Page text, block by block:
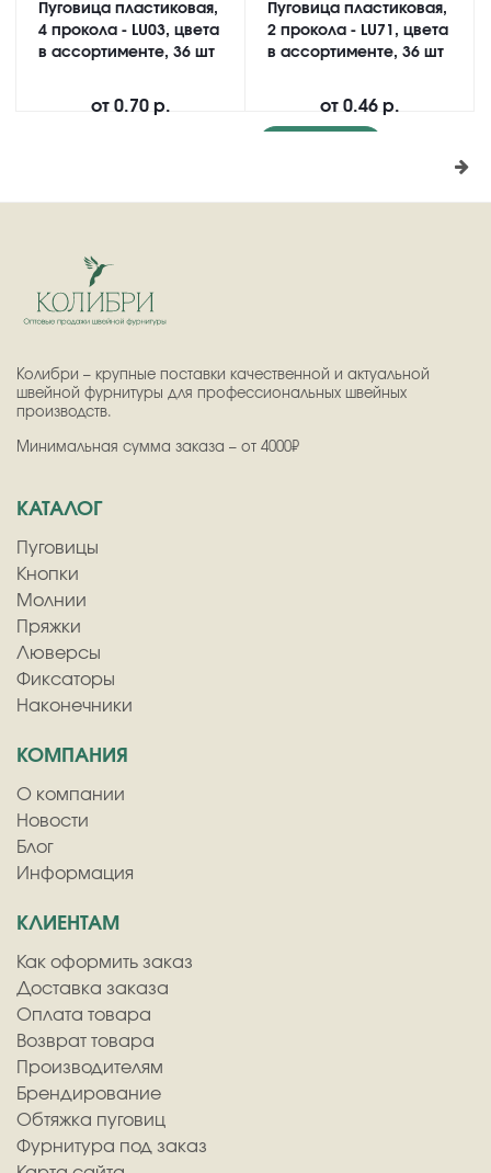
Пуговица пластиковая,
4 прокола - LU03, цвета
в ассортименте, 36 шт
от 0.70 р.
Пуговица пластиковая,
2 прокола - LU71, цвета
в ассортименте, 36 шт
от 0.46 р.
Колибри – крупные поставки качественной и актуальной
швейной фурнитуры для профессиональных швейных
производств.
Минимальная сумма заказа – от 4000₽
КАТАЛОГ
Пуговицы
Кнопки
Молнии
Пряжки
Люверсы
Фиксаторы
Наконечники
КОМПАНИЯ
О компании
Новости
Блог
Информация
КЛИЕНТАМ
Как оформить заказ
Доставка заказа
Оплата товара
Возврат товара
Производителям
Брендирование
Обтяжка пуговиц
Фурнитура под заказ